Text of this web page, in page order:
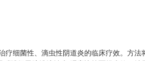
疗细菌性、滴虫性阴道炎的临床疗效。方法